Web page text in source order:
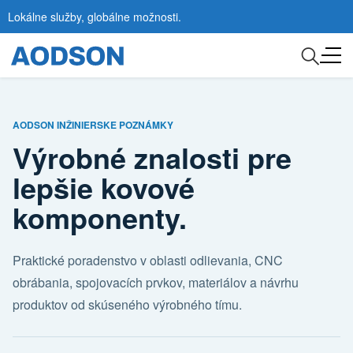
Lokálne služby, globálne možnosti.
AODSON INŽINIERSKE POZNÁMKY
Výrobné znalosti pre
lepšie kovové
komponenty.
Praktické poradenstvo v oblasti odlievania, CNC
obrábania, spojovacích prvkov, materiálov a návrhu
produktov od skúseného výrobného tímu.